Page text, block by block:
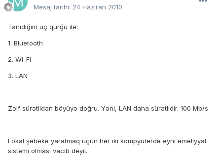
Mesaj tarihi: 24 Haziran 2010
Tanıdığım üç qurğu ilə:
1. Bluetooth
2. Wi-Fi
3. LAN
Zəif sürətlidən böyüyə doğru. Yəni, LAN daha sürətlidir. 100 Mb/s
Lokal şəbəkə yaratmaq üçün hər iki kompyuterdə eyni əməliyyat
sistemi olması vacib deyil.